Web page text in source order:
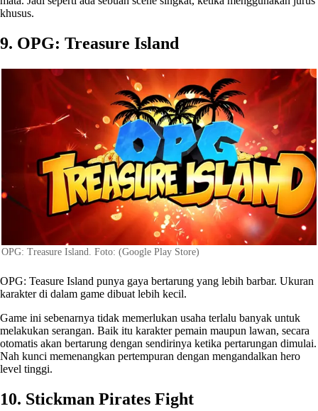
khusus.
9. OPG: Treasure Island
OPG: Treasure Island. Foto: (Google Play Store)
OPG: Teasure Island punya gaya bertarung yang lebih barbar. Ukuran
karakter di dalam game dibuat lebih kecil.
Game ini sebenarnya tidak memerlukan usaha terlalu banyak untuk
melakukan serangan. Baik itu karakter pemain maupun lawan, secara
otomatis akan bertarung dengan sendirinya ketika pertarungan dimulai.
Nah kunci memenangkan pertempuran dengan mengandalkan hero
level tinggi.
10. Stickman Pirates Fight